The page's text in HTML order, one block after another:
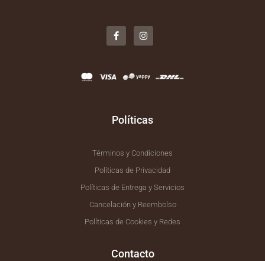
a
c
e
o
k
n
s
t
a
Políticas
Términos y Condiciones
Políticas de Privacidad
Políticas de Entrega y Servicios
Cancelación y Reembolso
Políticas de Cookies y Redes
Contacto